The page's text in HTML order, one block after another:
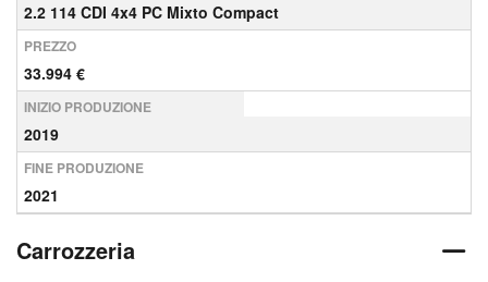
2.2 114 CDI 4x4 PC Mixto Compact
PREZZO
33.994 €
INIZIO PRODUZIONE
2019
FINE PRODUZIONE
2021
Carrozzeria